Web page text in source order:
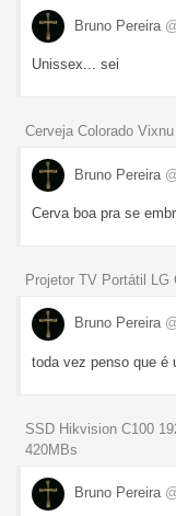
Bruno Pereira
Unissex... sei
Cerveja Colorado
Bruno Pereira
Cerva boa pra se
Projetor TV Portátil LG
Bruno Pereira
toda vez penso que é
SSD Hikvision C100
420MBs
Bruno Pereira